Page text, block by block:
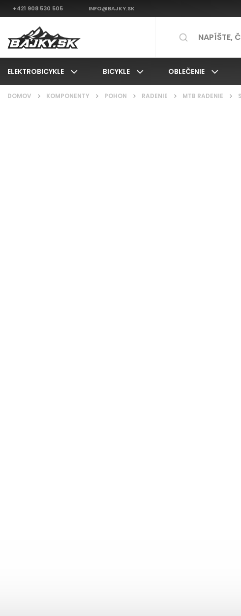
+421 908 530 505 INFO@BAJKY.SK
ELEKTROBICYKLE BICYKLE OBLEČENIE
DOMOV / KOMPONENTY / POHON / RADENIE / MTB RADENIE /